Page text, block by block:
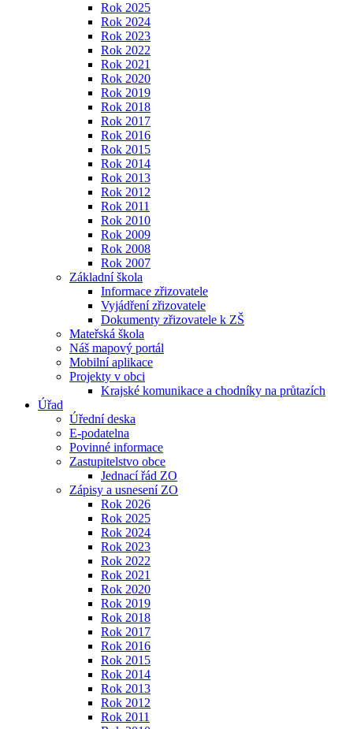
Rok 2025
Rok 2024
Rok 2023
Rok 2022
Rok 2021
Rok 2020
Rok 2019
Rok 2018
Rok 2017
Rok 2016
Rok 2015
Rok 2014
Rok 2013
Rok 2012
Rok 2011
Rok 2010
Rok 2009
Rok 2008
Rok 2007
Základní škola
Informace zřizovatele
Vyjádření zřizovatele
Dokumenty zřizovatele k ZŠ
Mateřská škola
Náš mapový portál
Mobilní aplikace
Projekty v obci
Krajské komunikace a chodníky na průtazích
Úřad
Úřední deska
E-podatelna
Povinné informace
Zastupitelstvo obce
Jednací řád ZO
Zápisy a usnesení ZO
Rok 2026
Rok 2025
Rok 2024
Rok 2023
Rok 2022
Rok 2021
Rok 2020
Rok 2019
Rok 2018
Rok 2017
Rok 2016
Rok 2015
Rok 2014
Rok 2013
Rok 2012
Rok 2011